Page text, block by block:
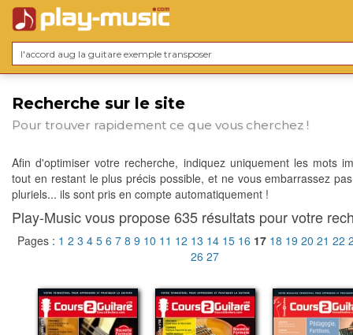
Recherche sur le site
Pour trouver rapidement ce que vous cherchez !
Afin d'optimiser votre recherche, indiquez uniquement les mots
tout en restant le plus précis possible, et ne vous embarrassez
pluriels... ils sont pris en compte automatiquement !
Play-Music vous propose 635 résultats pour votre
Pages : 1 2 3 4 5 6 7 8 9 10 11 12 13 14 15 16 17 18 19 20 21 22
26 27